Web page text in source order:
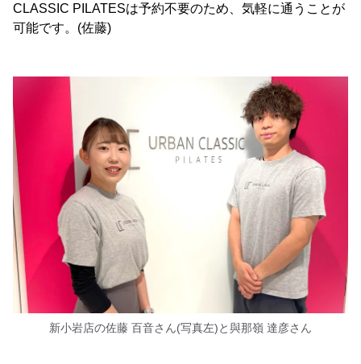
CLASSIC PILATESは予約不要のため、気軽に通うことが
可能です。(佐藤)
新小岩店の佐藤 百音さん(写真左)と與那嶺 達彦さん